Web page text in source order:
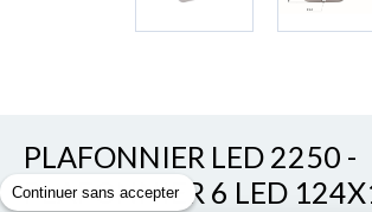
PLAFONNIER LED 2250 -
PLAFONNIER 6 LED
Continuer sans accepter